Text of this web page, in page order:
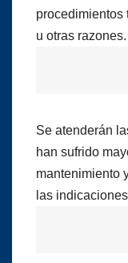
procedimientos
u otras razones.
Se atenderán
han sufrido
mantenimiento
las